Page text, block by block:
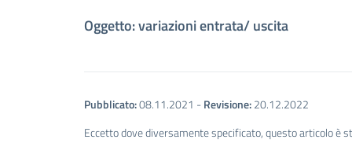
Oggetto: variazioni entrata/ uscita
Pubblicato:08.11.2021 -Revisione:20.12.2022
Eccetto dove diversamente specificato, questo articolo è